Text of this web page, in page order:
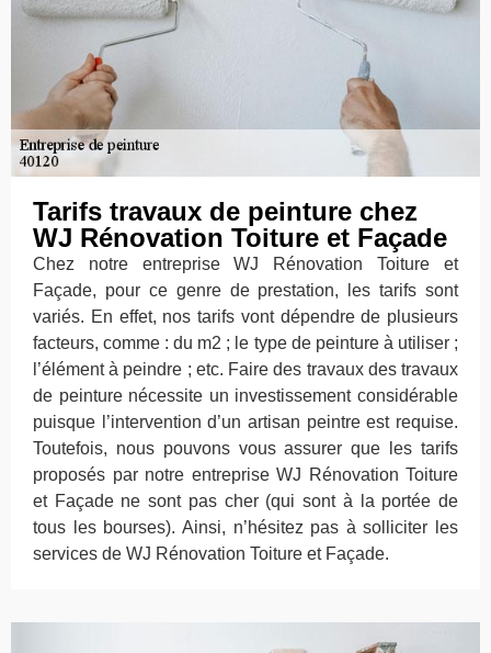
Tarifs travaux de peinture chez
WJ Rénovation Toiture et Façade
Chez notre entreprise WJ Rénovation Toiture et
Façade, pour ce genre de prestation, les tarifs sont
variés. En effet, nos tarifs vont dépendre de plusieurs
facteurs, comme : du m2 ; le type de peinture à utiliser ;
l’élément à peindre ; etc. Faire des travaux des travaux
de peinture nécessite un investissement considérable
puisque l’intervention d’un artisan peintre est requise.
Toutefois, nous pouvons vous assurer que les tarifs
proposés par notre entreprise WJ Rénovation Toiture
et Façade ne sont pas cher (qui sont à la portée de
tous les bourses). Ainsi, n’hésitez pas à solliciter les
services de WJ Rénovation Toiture et Façade.